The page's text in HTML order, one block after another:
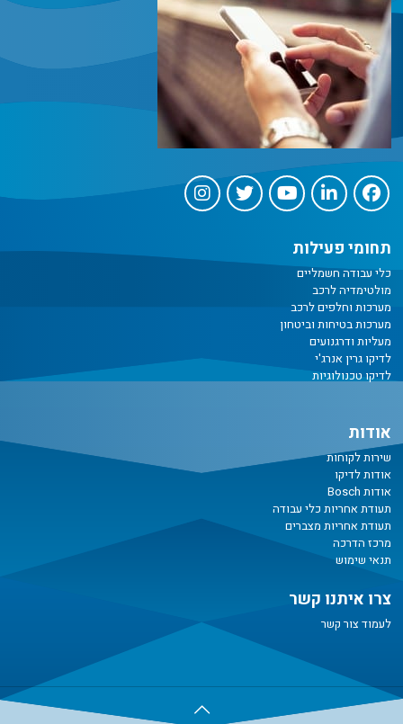
תחומי פעילות
כלי עבודה חשמליים
מולטימדיה לרכב
מערכות וחלפים לרכב
מערכות בטיחות וביטחון
מעליות ודרגנועים
לדיקו גרין אנרג'י
לדיקו טכנולוגיות
אודות
שירות לקוחות
אודות לדיקו
אודות Bosch
תעודת אחריות כלי עבודה
תעודת אחריות מצברים
מרכז הדרכה
תנאי שימוש
צרו איתנו קשר
לעמוד צור קשר